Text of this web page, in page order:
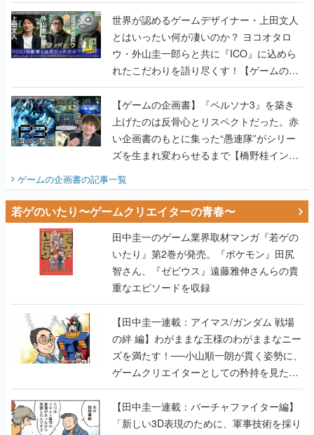
世界が認めるゲームデザイナー・上田文人
とはいったい何が凄いのか？ ヨコオタロ
ウ・外山圭一郎らと共に『ICO』に込めら
れたこだわりを語り尽くす！【ゲームの企
画書】
【ゲームの企画書】『ペルソナ3』を築き
上げたのは反骨心とリスペクトだった。赤
い企画書のもとに集った“愚連隊”がシリー
ズを生まれ変わらせるまで【橋野桂インタ
ゲームの企画書の記事一覧
若ゲのいたり〜ゲームクリエイターの青春〜
田中圭一のゲーム業界取材マンガ『若ゲの
いたり』第2巻が発売。『ポケモン』田尻
智さん、『ゼビウス』遠藤雅伸さんらの貴
重なエピソードを収録
【田中圭一連載：アイマス/ガンダム 戦場
の絆 編】わがままな王様のわがままなニー
ズを満たす！──小山順一朗が貫く姿勢に、
ゲームクリエイターとしての矜持を見た
【若ゲのいたり最終回】
【田中圭一連載：バーチャファイター編】
「新しい3D表現のために、軍事技術を採り